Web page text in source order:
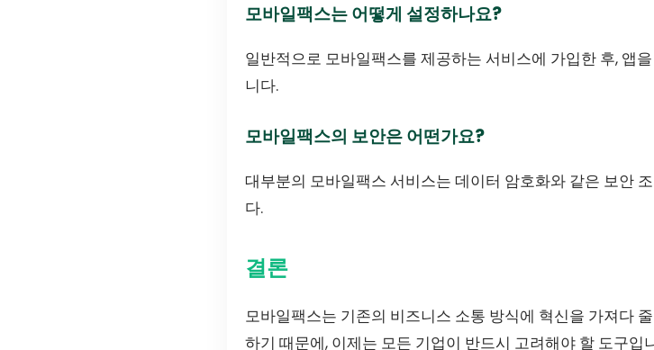
모바일팩스는 어떻게 설정하나요?
일반적으로 모바일팩스를 제공하는 서비스에 가입한 후, 앱
니다.
모바일팩스의 보안은 어떤가요?
대부분의 모바일팩스 서비스는 데이터 암호화와 같은 보안
다.
결론
모바일팩스는 기존의 비즈니스 소통 방식에 혁신을 가져다
하기 때문에, 이제는 모든 기업이 반드시 고려해야 할 도구입